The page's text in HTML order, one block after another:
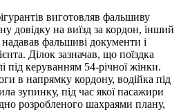
виготовляв фальшиву
довідку на виїзд за кордон, інший
надавав фальшиві документи і
Ділок зазначав, що поїздка
під керуванням 54-річної жінки.
в напрямку кордону, водійка під
зупинку, під час якої пасажири
розробленого шахраями плану,